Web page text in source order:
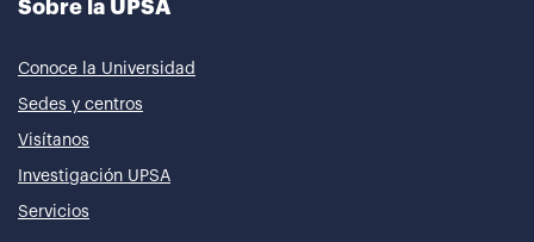
Sobre la UPSA
Conoce la Universidad
Sedes y centros
Visítanos
Investigación UPSA
Servicios